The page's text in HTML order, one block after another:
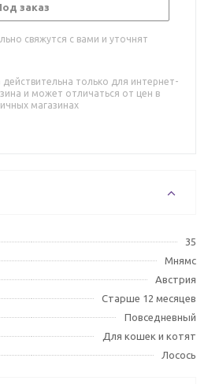
заказ
свяжутся с вами и уточнят
действительна только для интернет-
и может отличаться от цен в
магазинах
35
Мнямс
Австрия
Старше 12 месяцев
Повседневный
Для кошек и котят
Лосось